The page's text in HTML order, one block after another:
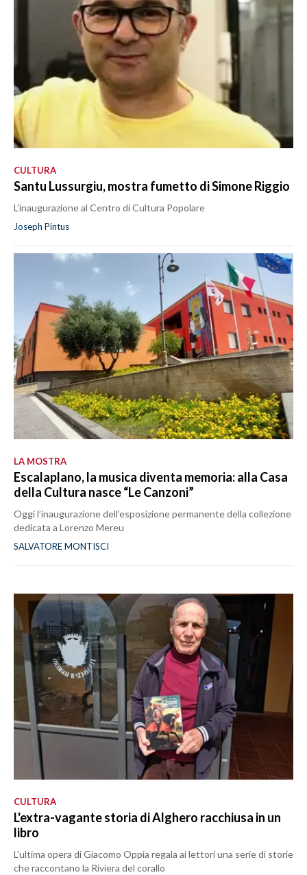
CULTURA
Santu Lussurgiu, mostra fumetto di Simone Riggio
L’inaugurazione al Centro di Cultura Popolare
Joseph Pintus
LA MOSTRA
Escalaplano, la musica diventa memoria: alla Casa
della Cultura nasce “Le Canzoni”
Oggi l’inaugurazione dell’esposizione permanente della collezione
dedicata a Lorenzo Mereu
SALVATORE MONTISCI
CULTURA
L'extra-vagante storia di Alghero racchiusa in un
libro
L'ultima opera di Giacomo Oppia regala ai lettori una serie di storie
che raccontano la Riviera del corallo